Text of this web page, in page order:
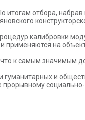
итогам отбора,
калибровки
применяются на
что к самым значимым
гуманитарных и
прорывному